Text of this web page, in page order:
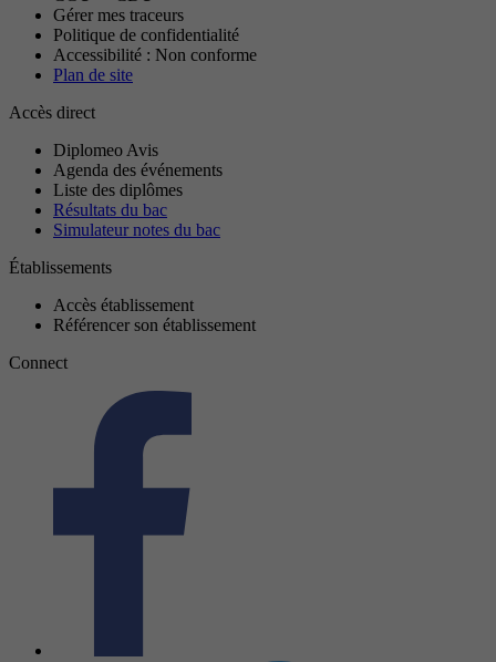
Gérer mes traceurs
Politique de confidentialité
Accessibilité : Non conforme
Plan de site
Accès direct
Diplomeo Avis
Agenda des événements
Liste des diplômes
Résultats du bac
Simulateur notes du bac
Établissements
Accès établissement
Référencer son établissement
Connect